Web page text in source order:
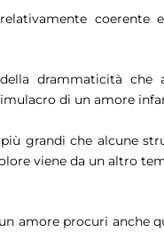
coerente
drammaticità che
di un amore
grandi che alcune
viene da un altro
amore procuri anche